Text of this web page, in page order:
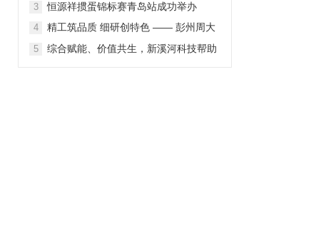
3 恒源祥掼蛋锦标赛青岛站成功举办
4
精工筑品质 细研创特色 —— 彭州周大
5
综合赋能、价值共生，新溪河科技帮助